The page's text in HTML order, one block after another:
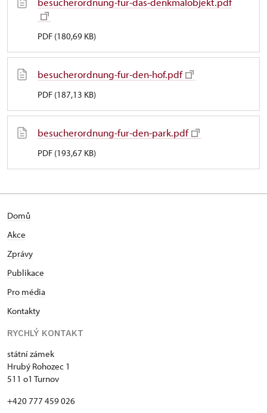
PDF (180,69 KB)
besucherordnung-fur-den-hof.pdf
PDF (187,13 KB)
besucherordnung-fur-den-park.pdf
PDF (193,67 KB)
Domů
Akce
Zprávy
Publikace
Pro média
Kontakty
RYCHLÝ KONTAKT
státní zámek
Hrubý Rohozec 1
511 o1 Turnov
+420 777 459 026